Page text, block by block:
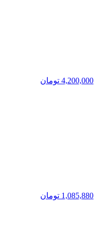
4,200,000 تومان
1,085,880 تومان